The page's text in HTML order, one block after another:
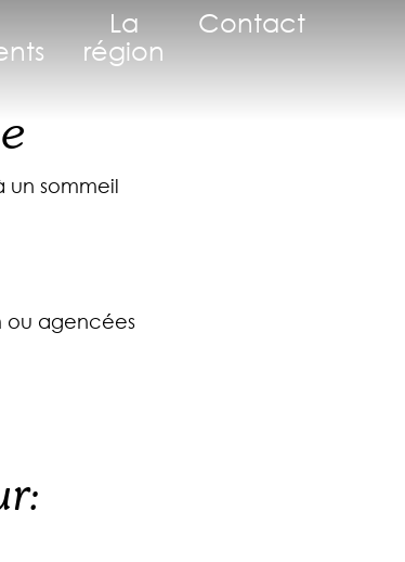
La
région
Contact
sommeil
ou agencées